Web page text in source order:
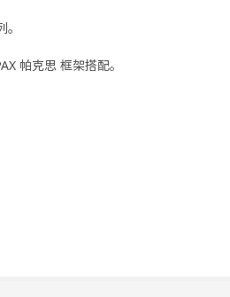
帕克思 框架搭配。